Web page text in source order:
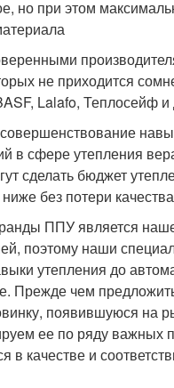
но при этом
не приходится
Lalafo, Теплосейф и
в сфере утепления
сделать бюджет
без потери
ППУ является
поэтому наши
утепления до
Прежде чем
появившуюся на
ее по ряду важных
в качестве и